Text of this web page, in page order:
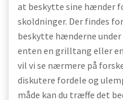
at beskytte sine hænder
skoldninger. Der findes
beskytte hænderne
enten en grilltang eller
vil vi se nærmere på
diskutere fordele og
måde kan du træffe det